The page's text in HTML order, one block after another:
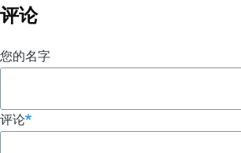
评论
您的名字
评论